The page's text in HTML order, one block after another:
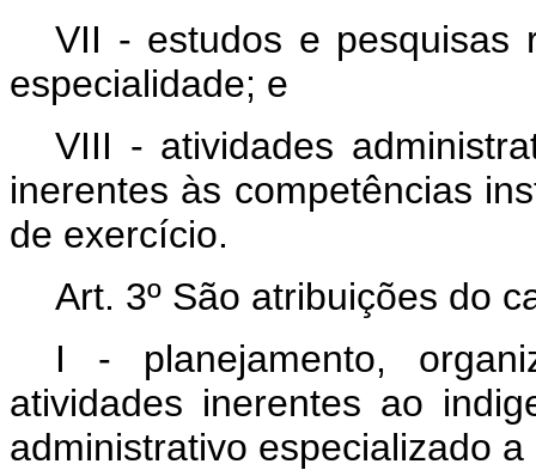
VII - estudos e pesquisas
especialidade; e
VIII - atividades
inerentes às competências
de exercício.
Art. 3º São atribuições do
I - planejamento,
atividades inerentes ao
administrativo especializado